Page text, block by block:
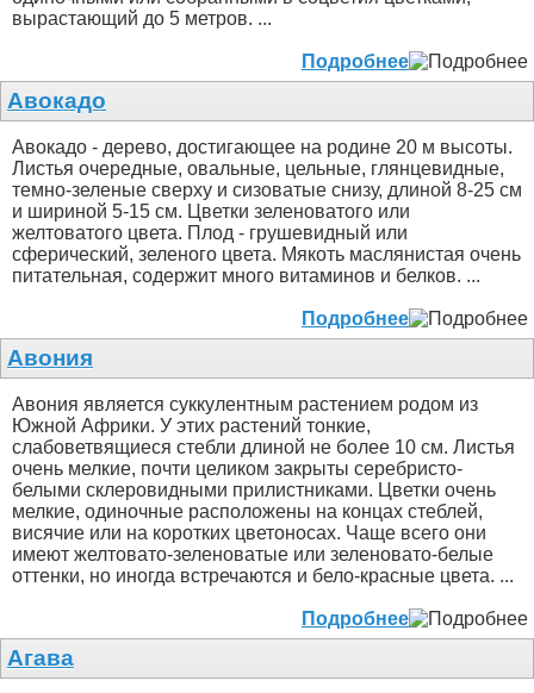
вырастающий до 5 метров. ...
Подробнее
Авокадо
Авокадо - дерево, достигающее на родине 20 м высоты.
Листья очередные, овальные, цельные, глянцевидные,
темно-зеленые сверху и сизоватые снизу, длиной 8-25 см
и шириной 5-15 см. Цветки зеленоватого или
желтоватого цвета. Плод - грушевидный или
сферический, зеленого цвета. Мякоть маслянистая очень
питательная, содержит много витаминов и белков. ...
Подробнее
Авония
Авония является суккулентным растением родом из
Южной Африки. У этих растений тонкие,
слабоветвящиеся стебли длиной не более 10 см. Листья
очень мелкие, почти целиком закрыты серебристо-
белыми склеровидными прилистниками. Цветки очень
мелкие, одиночные расположены на концах стеблей,
висячие или на коротких цветоносах. Чаще всего они
имеют желтовато-зеленоватые или зеленовато-белые
оттенки, но иногда встречаются и бело-красные цвета. ...
Подробнее
Агава